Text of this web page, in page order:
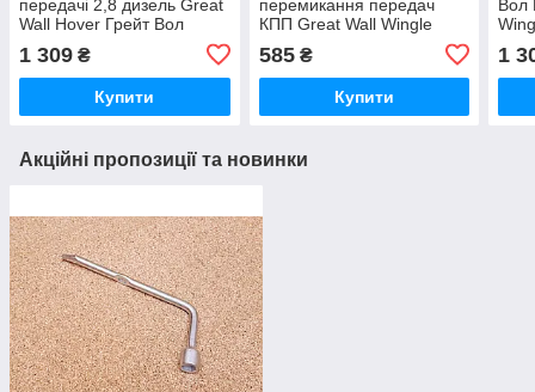
передачі 2,8 дизель Great
Wall Hover Грейт Вол
1 309 ₴
Купити
перемикання передач
КПП Great Wall Wingle
585₴
Купити
Вол
1
Акційні пропозиції та новинки